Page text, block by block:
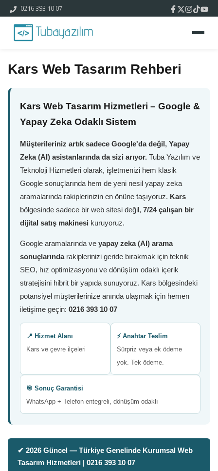
0216 393 10 07
Kars Web Tasarım Rehberi
Kars Web Tasarım Hizmetleri – Google &
Yapay Zeka Odaklı Sistem
Müşterileriniz artık sadece Google'da değil, Yapay
Zeka (AI) asistanlarında da sizi arıyor. Tuba Yazılım ve
Teknoloji Hizmetleri olarak, işletmenizi hem klasik
Google sonuçlarında hem de yeni nesil yapay zeka
aramalarında rakiplerinizin en önüne taşıyoruz. Kars
bölgesinde sadece bir web sitesi değil, 7/24 çalışan bir
dijital satış makinesi kuruyoruz.
Google aramalarında ve yapay zeka (AI) arama
sonuçlarındarakiplerinizi geride bırakmak için teknik
SEO, hız optimizasyonu ve dönüşüm odaklı içerik
stratejisini hibrit bir yapıda sunuyoruz. Kars bölgesindeki
potansiyel müşterilerinize anında ulaşmak için hemen
iletişime geçin: 0216 393 10 07
📍 Hizmet Alanı
Kars ve çevre ilçeleri
⚡ Anahtar Teslim
Sürpriz veya ek ödeme
yok. Tek ödeme.
🎯 Sonuç Garantisi
WhatsApp + Telefon entegreli, dönüşüm odaklı
✔ 2026 Güncel — Türkiye Genelinde Kurumsal Web
Tasarım Hizmetleri | 0216 393 10 07